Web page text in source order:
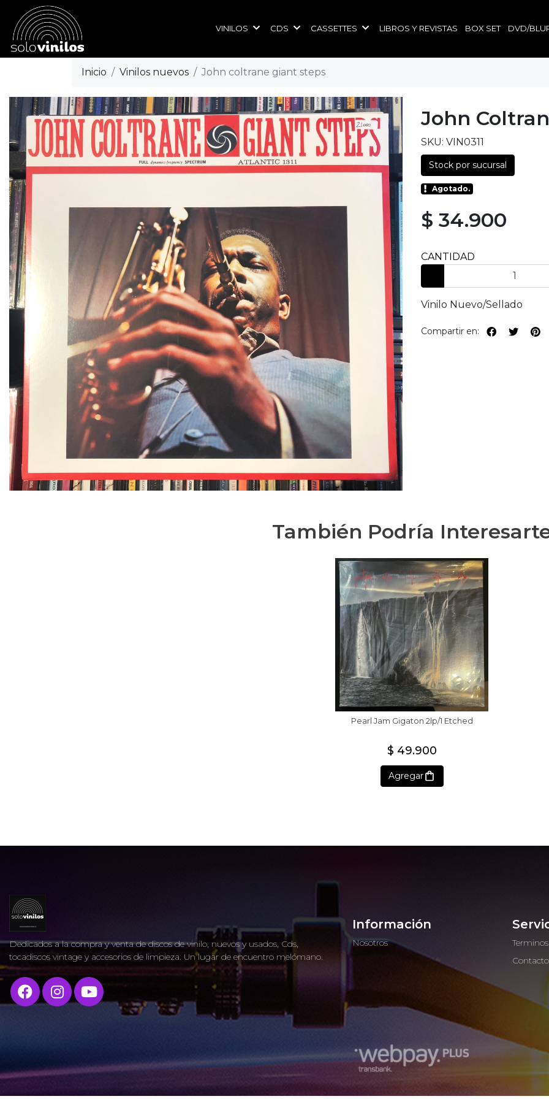
VINILOS CDS CASSETTES LIBROS Y REVISTAS BOX SET DVD/
Inicio Vinilos nuevos John coltrane giant steps
John
SKU: VIN0311
Stock por sucursal
Agotado.
$ 34.900
CANTIDAD
Vinilo Nuevo/Sellado
Compartir en:
También Podría
Pearl Jam Gigaton 2lp/1 Etched
$ 49.900
Agregar
Dedicados a la compra y venta de discos de vinilo, nuevos y usados, Cds,
tocadiscos vintage y accesorios de limpieza. Un lugar de encuentro melómano.
Información
Nosotros
Contacto